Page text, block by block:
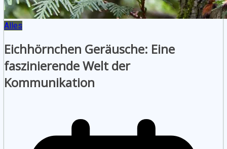
Alles
Eichhörnchen Geräusche: Eine
faszinierende Welt der
Kommunikation